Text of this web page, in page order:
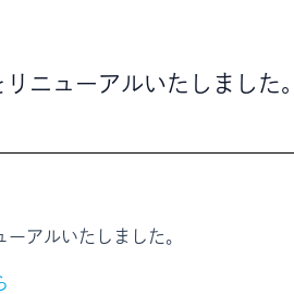
ニューアルいたしました。
アルいたしました。